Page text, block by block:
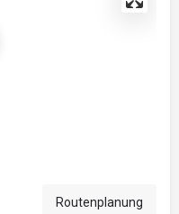
Routenplanung